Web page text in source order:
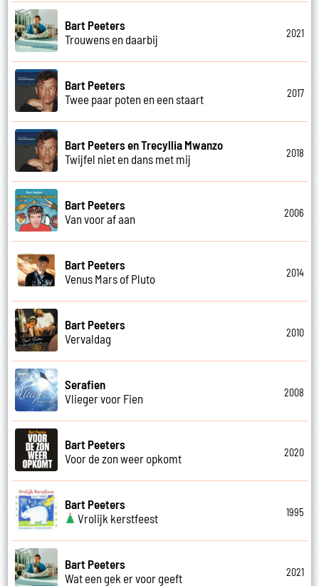
Bart Peeters
Trouwens en daarbij
2021
Bart Peeters
Twee paar poten en een staart
2017
Bart Peeters en Trecyllia Mwanzo
Twijfel niet en dans met mij
2018
Bart Peeters
Van voor af aan
2006
Bart Peeters
Venus Mars of Pluto
2014
Bart Peeters
Vervaldag
2010
Serafien
Vlieger voor Fien
2008
Bart Peeters
Voor de zon weer opkomt
2020
Bart Peeters
Vrolijk kerstfeest
1995
Bart Peeters
Wat een gek er voor geeft
2021